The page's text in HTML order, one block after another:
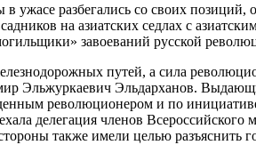
ужасе разбегались со своих позиций,
на азиатских седлах с
завоеваний русской
путей, а сила
Эльжуркаевич Эльдарханов.
революционером и по
делегация членов Всероссийского
также имели целью разъяснить